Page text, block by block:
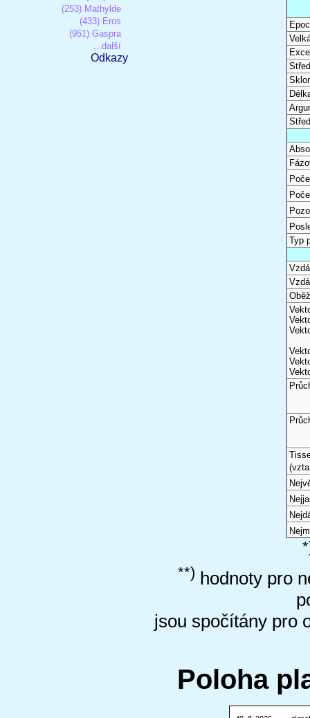
(253) Mathylde
(433) Eros
(951) Gaspra
...další
Odkazy
Typ
**) hodnoty pro
jsou spočítány pro
Poloha